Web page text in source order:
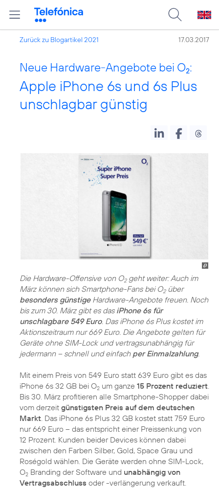
Zurück zu Blogartikel 2021 17.03.2017
Neue Hardware-Angebote bei O2:
Apple iPhone 6s und 6s Plus
unschlagbar günstig
Die Hardware-Offensive von O2geht weiter: Auch im
März können sich Smartphone-Fans bei O2über
besonders günstigeHardware-Angebote freuen. Noch
bis zum 30. März gibt es das iPhone 6s für
unschlagbare 549 Euro. Das iPhone 6s Plus kostet im
Aktionszeitraum nur 669 Euro. Die Angebote gelten für
Geräte ohne SIM-Lock und vertragsunabhängig für
jedermann – schnell und einfach per Einmalzahlung.
Mit einem Preis von 549 Euro statt 639 Euro gibt es das
iPhone 6s 32 GB bei O2 um ganze 15 Prozent reduziert
Bis 30. März profitieren alle Smartphone-Shopper dabei
vom derzeit günstigsten Preis auf dem deutschen
Markt . Das iPhone 6s Plus 32 GB kostet statt 759 Euro
nur 669 Euro – das entspricht einer Preissenkung von
12 Prozent. Kunden beider Devices können dabei
zwischen den Farben Silber, Gold, Space Grau und
Roségold wählen. Die Geräte werden ohne SIM-Lock,
O2 Branding der Software und unabhängig von
Vertragsabschluss oder -verlängerung verkauft.